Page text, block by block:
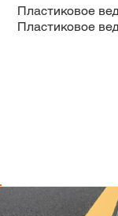
Пластиковое
Пластиковое